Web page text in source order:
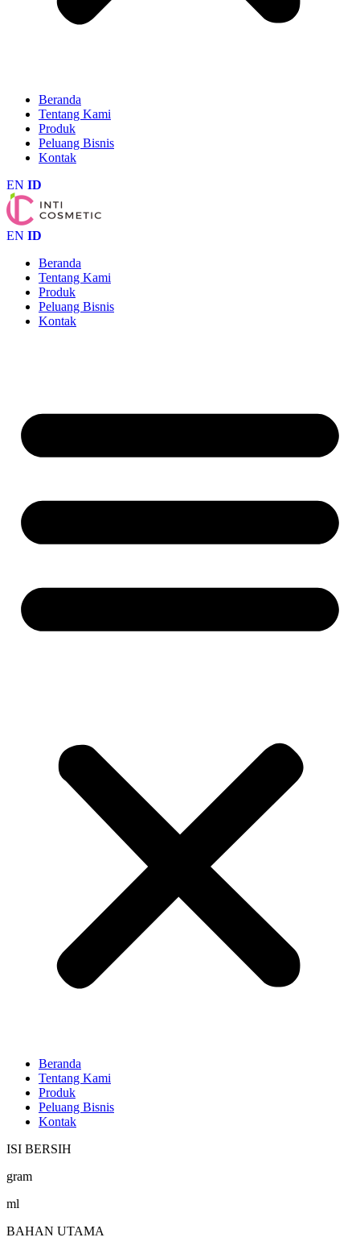
Beranda
Tentang Kami
Produk
Peluang Bisnis
Kontak
EN ID
EN ID
Beranda
Tentang Kami
Produk
Peluang Bisnis
Kontak
Beranda
Tentang Kami
Produk
Peluang Bisnis
Kontak
ISI BERSIH
gram
ml
BAHAN UTAMA